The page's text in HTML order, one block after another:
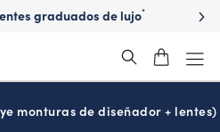
graduados de lujo*
monturas de diseñador + lentes)